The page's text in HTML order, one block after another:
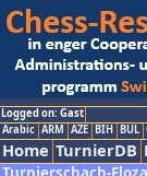
Logged on: Gast
Arabic ARM AZE BIH BUL
Home TurnierDB